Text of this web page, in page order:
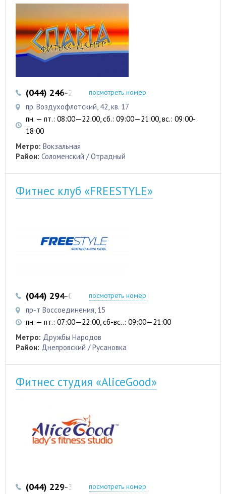
(044) 246-22-97посмотреть номер
пр. Воздухофлотский, 42, кв. 17
пн. — пт.: 08:00—22:00, сб.: 09:00—21:00, вс.: 09:00-
18:00
Метро: Вокзальная
Район: Соломенский / Отрадный
Фитнес клуб «FREESTYLE»
(044) 294-02-10посмотреть номер
пр-т Воссоединения, 15
пн. — пт.: 07:00—22:00, сб-вс..: 09:00—21:00
Метро: Дружбы Народов
Район: Днепровский / Русановка
Фитнес студия «AliceGood»
(044) 229-38-58 (095) 701-70-97
посмотреть номер